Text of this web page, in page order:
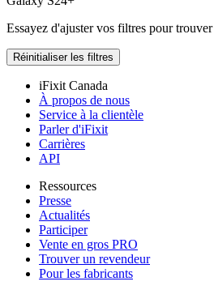
Essayez d'ajuster vos filtres pour
Réinitialiser les filtres
iFixit Canada
À propos de nous
Service à la clientèle
Parler d'iFixit
Carrières
API
Ressources
Presse
Actualités
Participer
Vente en gros PRO
Trouver un revendeur
Pour les fabricants